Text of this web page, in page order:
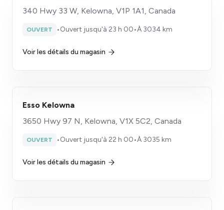
340 Hwy 33 W, Kelowna, V1P 1A1, Canada
OUVERT •Ouvert jusqu'à 23 h 00•À 3034 km
Voir les détails du magasin
Esso Kelowna
3650 Hwy 97 N, Kelowna, V1X 5C2, Canada
OUVERT •Ouvert jusqu'à 22 h 00•À 3035 km
Voir les détails du magasin